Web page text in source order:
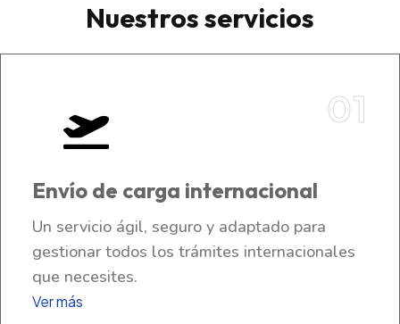
Nuestros servicios
01
Envío de carga internacional
Un servicio ágil, seguro y adaptado para
gestionar todos los trámites internacionales
que necesites.
Ver más